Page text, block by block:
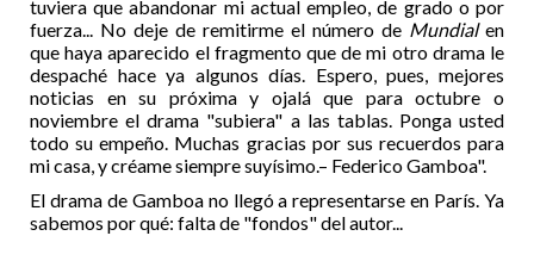
tuviera que abandonar mi actual empleo, de grado o por
fuerza... No deje de remitirme el número de Mundialen
que haya aparecido el fragmento que de mi otro drama le
despaché hace ya algunos días. Espero, pues, mejores
noticias en su próxima y ojalá que para octubre o
noviembre el drama "subiera" a las tablas. Ponga usted
todo su empeño. Muchas gracias por sus recuerdos para
mi casa, y créame siempre suyísimo.– Federico Gamboa".
El drama de Gamboa no llegó a representarse en París. Ya
sabemos por qué: falta de "fondos" del autor...